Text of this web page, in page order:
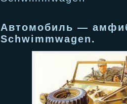
Автомобиль —
Schwimmwagen.